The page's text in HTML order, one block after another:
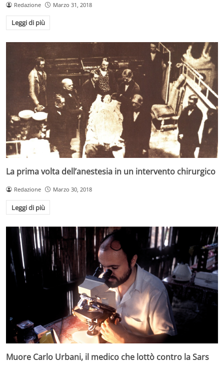
Redazione Marzo 31, 2018
Leggi di più
La prima volta dell’anestesia in un intervento chirurgico
Redazione Marzo 30, 2018
Leggi di più
Muore Carlo Urbani, il medico che lottò contro la Sars